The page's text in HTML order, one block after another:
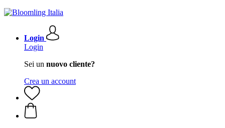
Login
Login
Sei un nuovo cliente?
Crea un account